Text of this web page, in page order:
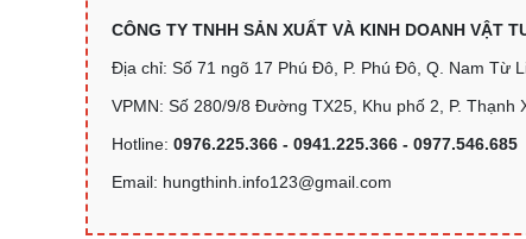
CÔNG TY TNHH SẢN XUẤT VÀ KINH DOANH VẬT
Địa chỉ: Số 71 ngõ 17 Phú Đô, P. Phú Đô, Q. Nam Từ
VPMN: Số 280/9/8 Đường TX25, Khu phố 2, P. Thạnh
Hotline: 0976.225.366 - 0941.225.366 - 0977.546.685
Email: hungthinh.info123@gmail.com